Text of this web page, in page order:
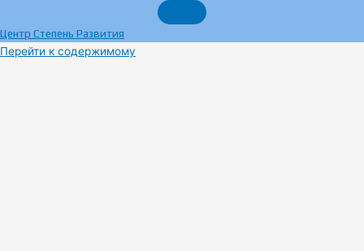
Центр Степень Развития
Перейти к содержимому